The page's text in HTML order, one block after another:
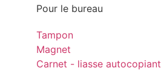
Pour le bureau
Tampon
Magnet
Carnet - liasse autocopiant